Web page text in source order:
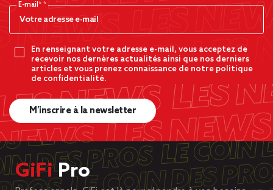
E-mail*
En renseignant votre adresse e-mail, vous acceptez de
recevoir nos dernères actualités ainsi que nos derniers
articles et vous prenez connaissance de notre politique
de confidentialité.
M’inscrire à la newsletter
GiFiPro